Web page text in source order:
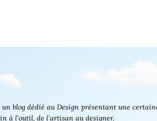
blog dédié au Design présentant une
à l’outil, de l’artisan au designer.